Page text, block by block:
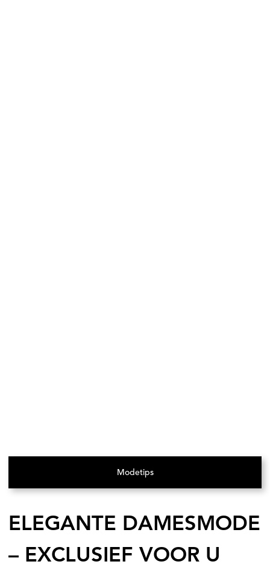
Modetips
(Opent in een nieuw tabblad)
ELEGANTE DAMESMODE
– EXCLUSIEF VOOR U